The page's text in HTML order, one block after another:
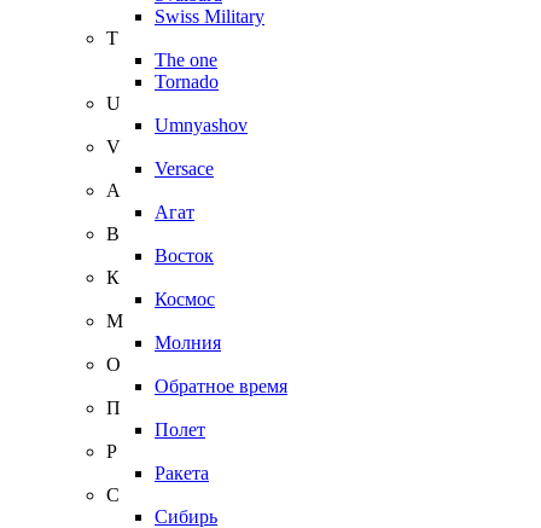
Swiss Military
T
The one
Tornado
U
Umnyashov
V
Versace
А
Агат
В
Восток
К
Космос
М
Молния
О
Обратное время
П
Полет
Р
Ракета
С
Сибирь